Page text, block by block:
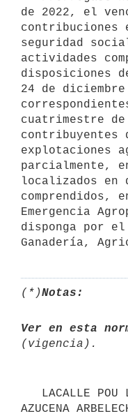
de 2022, el
contribuciones
seguridad
actividades
disposiciones
24 de diciembre
cuatrimestre
contribuyentes
explotaciones
parcialmente,
localizados en
comprendidos,
Emergencia
disponga por
(*)Notas:
Ver en esta
AZUCENA